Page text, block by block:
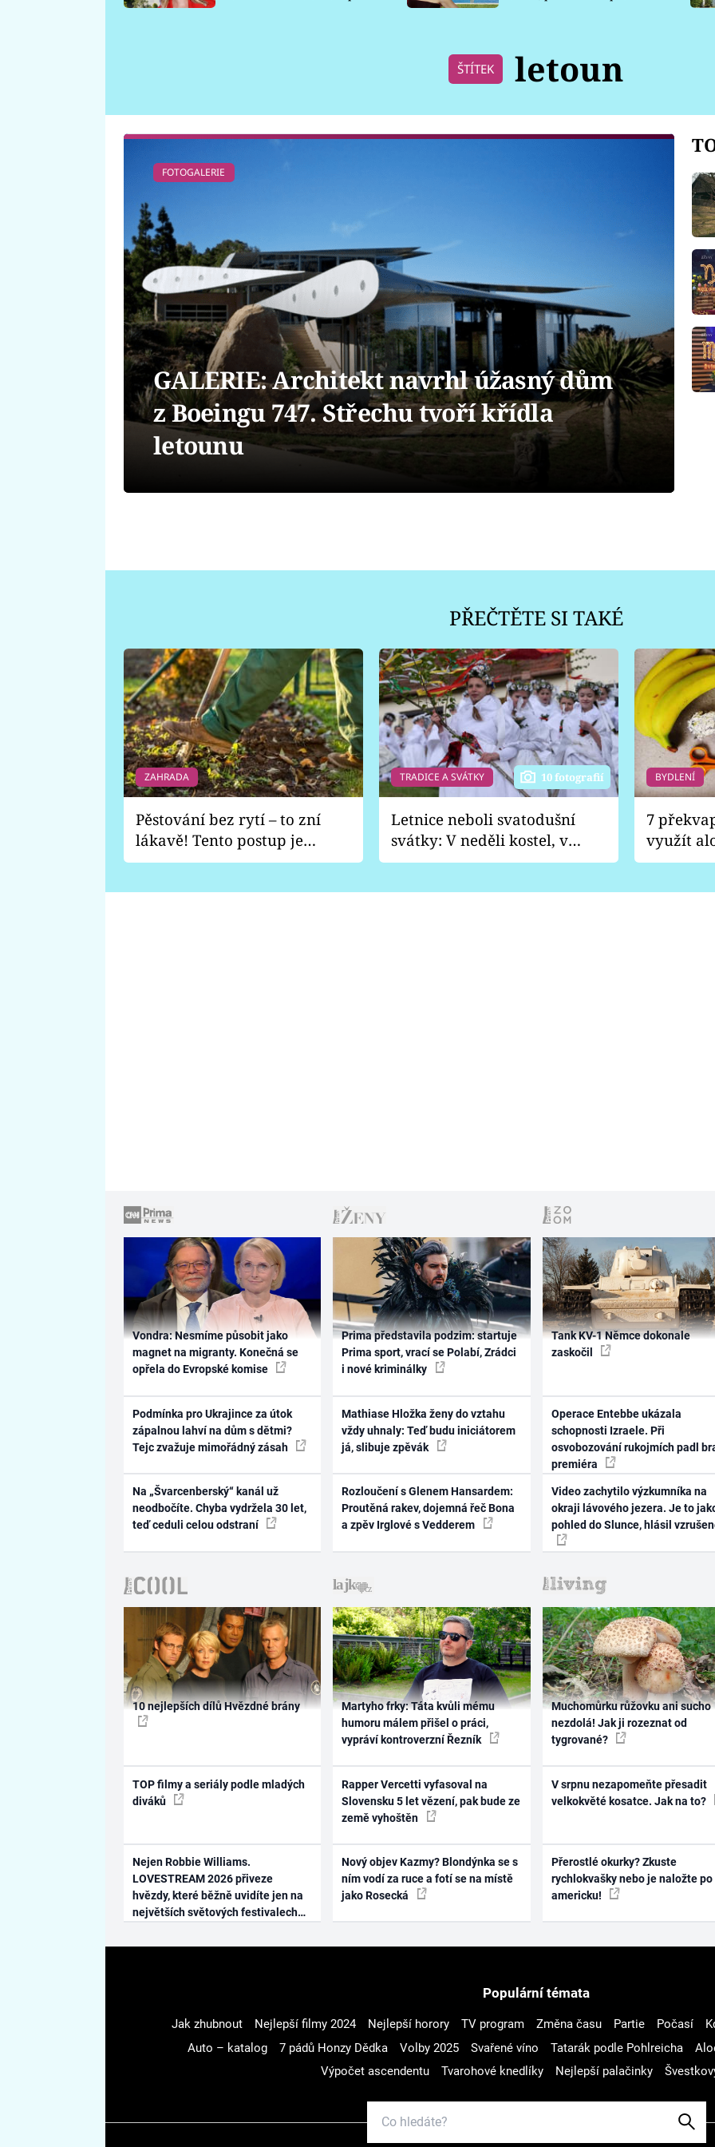
ŠTÍTEK letoun
FOTOGALERIE
GALERIE: Architekt navrhl úžasný dům
z Boeingu 747. Střechu tvoří křídla
letounu
PŘEČTĚTE SI TAKÉ
ZAHRADA
Pěstování bez rytí – to zní
lákavě! Tento postup je
vhodný jen pro některé
TRADICE A SVÁTKY 10 fotografií
Letnice neboli svatodušní
svátky: V neděli kostel, v
pondělí zábava
BYDLENÍ
7
využít
Vondra: Nesmíme působit jako
magnet na migranty. Konečná se
opřela do Evropské komise
Podmínka pro Ukrajince za útok
zápalnou lahví na dům s dětmi?
Tejc zvažuje mimořádný zásah
Na „Švarcenberský“ kanál už
neodbočíte. Chyba vydržela 30 let,
teď ceduli celou odstraní
Prima představila podzim: startuje
Prima sport, vrací se Polabí, Zrádci
i nové kriminálky
Mathiase Hložka ženy do vztahu
vždy uhnaly: Teď budu iniciátorem
já, slibuje zpěvák
Rozloučení s Glenem Hansardem:
Proutěná rakev, dojemná řeč Bona
a zpěv Irglové s Vedderem
Tank KV-1 Němce dokonale
zaskočil
Operace Entebbe ukázala
schopnosti Izraele. Při
osvobozování rukojmích padl
premiéra
Video zachytilo výzkumníka na
okraji lávového jezera. Je to
pohled do Slunce, hlásil
10 nejlepších dílů Hvězdné brány
TOP filmy a seriály podle mladých
diváků
Nejen Robbie Williams.
LOVESTREAM 2026 přiveze
hvězdy, které běžně uvidíte jen na
největších světových festivalech
Martyho frky: Táta kvůli mému
humoru málem přišel o práci,
vypráví kontroverzní Řezník
Rapper Vercetti vyfasoval na
Slovensku 5 let vězení, pak bude ze
země vyhoštěn
Nový objev Kazmy? Blondýnka se s
ním vodí za ruce a fotí se na místě
jako Rosecká
Muchomůrku růžovku ani sucho
nezdolá! Jak ji rozeznat od
tygrované?
V srpnu nezapomeňte přesadit
velkokvěté kosatce. Jak na to?
Přerostlé okurky? Zkuste
rychlokvašky nebo je naložte po
americku!
Populární témata
Jak zhubnout Nejlepší filmy 2024 Nejlepší horory TV program Změna času Partie Počasí
Auto – katalog
7 pádů Honzy Dědka Volby 2025 Svařené víno Tatarák podle Pohlreicha
Výpočet ascendentu
Tvarohové knedlíky Nejlepší palačinky